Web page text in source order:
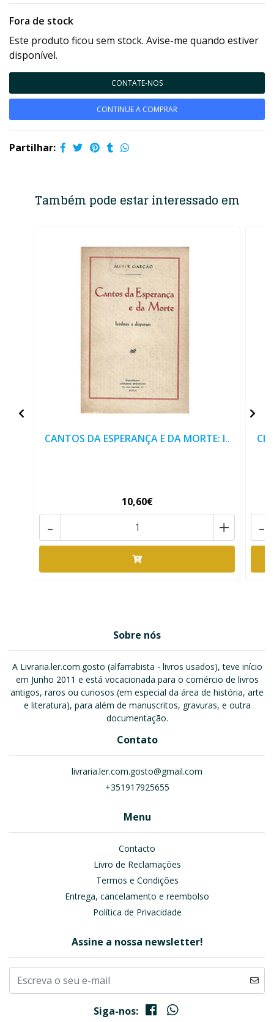
Fora de stock
Este produto ficou sem stock. Avise-me quando estiver
disponível.
CONTATE-NOS
CONTINUE A COMPRAR
Partilhar:
Também pode estar interessado em
CANTOS DA ESPERANÇA E DA MORTE: I..
10,60€
+
- -
Sobre nós
A Livraria.ler.com.gosto (alfarrabista - livros usados), teve início
em Junho 2011 e está vocacionada para o comércio de livros
antigos, raros ou curiosos (em especial da área de história, arte
e literatura), para além de manuscritos, gravuras, e outra
documentação.
Contato
livraria.ler.com.gosto@gmail.com
+351917925655
Menu
Contacto
Livro de Reclamações
Termos e Condições
Entrega, cancelamento e reembolso
Política de Privacidade
Assine a nossa newsletter!
Siga-nos: